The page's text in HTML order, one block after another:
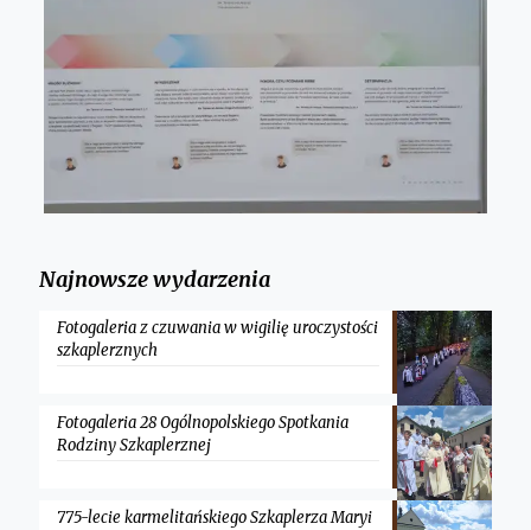
Najnowsze wydarzenia
Fotogaleria z czuwania w wigilię uroczystości
szkaplerznych
Fotogaleria 28 Ogólnopolskiego Spotkania
Rodziny Szkaplerznej
775-lecie karmelitańskiego Szkaplerza Maryi